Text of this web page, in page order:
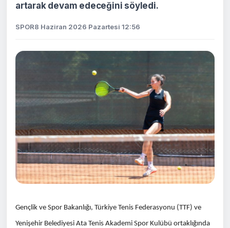
artarak devam edeceğini söyledi.
SPOR8 Haziran 2026 Pazartesi 12:56
Gençlik ve Spor Bakanlığı, Türkiye Tenis Federasyonu (TTF) ve
Yenişehir Belediyesi Ata Tenis Akademi Spor Kulübü ortaklığında